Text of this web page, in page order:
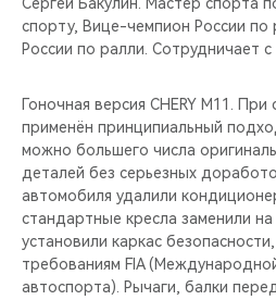
спорту, Вице-чемпион России по
России по ралли. Сотрудничает с
Гоночная версия CHERY М11.
применён принципиальный
можно большего числа
деталей без серьезных
автомобиля удалили
стандартные кресла заменили
установили каркас
требованиям FIA
автоспорта). Рычаги, балки